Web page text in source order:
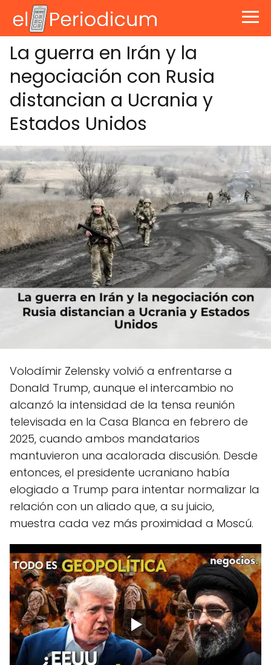
La guerra en Irán y la
negociación con Rusia
distancian a Ucrania y
Estados Unidos
Volodímir Zelensky volvió a enfrentarse a
Donald Trump, aunque el intercambio no
alcanzó la intensidad de la tensa reunión
televisada en la Casa Blanca en febrero de
2025, cuando ambos mandatarios
mantuvieron una acalorada discusión. Desde
entonces, el presidente ucraniano había
elogiado a Trump para intentar normalizar la
relación con un aliado que, a su juicio,
muestra cada vez más proximidad a Moscú.